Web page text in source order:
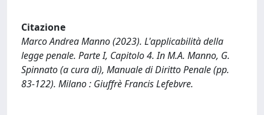
Citazione
Marco Andrea Manno (2023). L'applicabilità della
legge penale. Parte I, Capitolo 4. In M.A. Manno, G.
Spinnato (a cura di), Manuale di Diritto Penale (pp.
83-122). Milano : Giuffrè Francis Lefebvre.